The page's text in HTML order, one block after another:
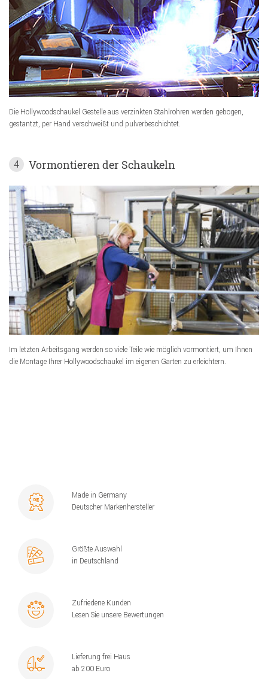
Die Hollywoodschaukel Gestelle aus verzinkten Stahlrohren werden gebogen,
gestantzt, per Hand verschweißt und pulverbeschichtet.
4 Vormontieren der Schaukeln
Im letzten Arbeitsgang werden so viele Teile wie möglich vormontiert, um Ihnen
die Montage Ihrer Hollywoodschaukel im eigenen Garten zu erleichtern.
Made in Germany
Deutscher Markenhersteller
Größte Auswahl
in Deutschland
Zufriedene Kunden
Lesen Sie unsere Bewertungen
Lieferung frei Haus
ab 200 Euro